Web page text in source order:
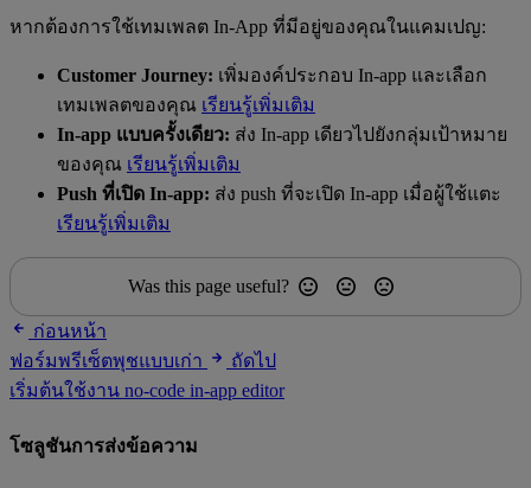
หากต้องการใช้เทมเพลต In-App ที่มีอยู่ของคุณในแคมเปญ:
Customer Journey: เพิ่มองค์ประกอบ In-app และเลือก
เทมเพลตของคุณ เรียนรู้เพิ่มเติม
In-app แบบครั้งเดียว: ส่ง In-app เดียวไปยังกลุ่มเป้าหมาย
ของคุณ เรียนรู้เพิ่มเติม
Push ที่เปิด In-app: ส่ง push ที่จะเปิด In-app เมื่อผู้ใช้แตะ
เรียนรู้เพิ่มเติม
Was this page useful?
ก่อนหน้า
ฟอร์มพรีเซ็ตพุชแบบเก่า
ถัดไป
เริ่มต้นใช้งาน no-code in-app editor
โซลูชันการส่งข้อความ